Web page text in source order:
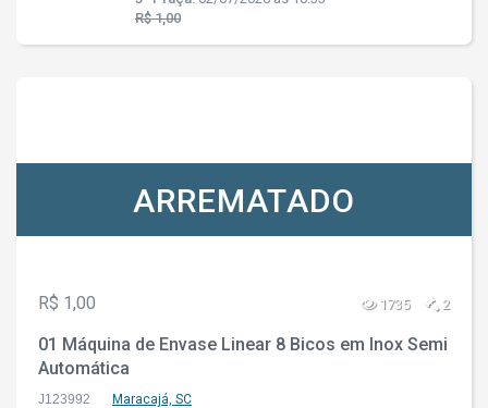
R$ 1,00
ARREMATADO
R$ 1,00 1735 2
01 Máquina de Envase Linear 8 Bicos em Inox Semi
Automática
J123992 Maracajá, SC